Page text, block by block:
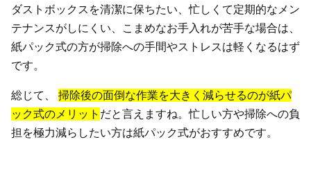
ダストボックスを清潔に保ちたい、忙しくて定期的なメン
テナンスがしにくい、こまめなお手入れが苦手な場合は、
紙パック式の方が掃除への手間やストレスは軽くなるはず
です。
総じて、 掃除後の面倒な作業を大きく減らせるのが紙パ
ック式のメリット だと言えますね。忙しい方や掃除への負
担を極力減らしたい方は紙パック式がおすすめです。